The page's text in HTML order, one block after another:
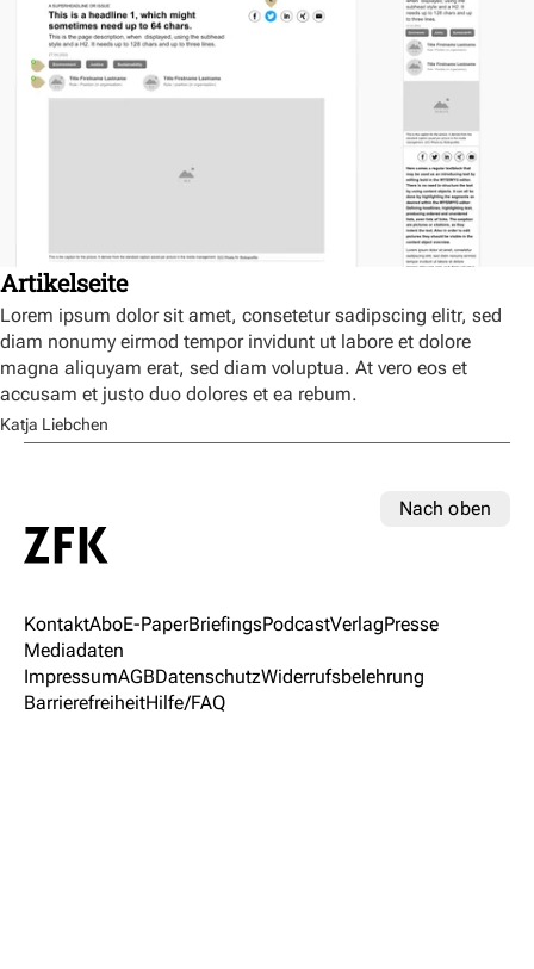
Artikelseite
Lorem ipsum dolor sit amet, consetetur sadipscing elitr, sed
diam nonumy eirmod tempor invidunt ut labore et dolore
magna aliquyam erat, sed diam voluptua. At vero eos et
accusam et justo duo dolores et ea rebum.
Katja Liebchen
Nach oben
KontaktAboE-PaperBriefingsPodcastVerlagPresse
Mediadaten
ImpressumAGBDatenschutzWiderrufsbelehrung
BarrierefreiheitHilfe/FAQ